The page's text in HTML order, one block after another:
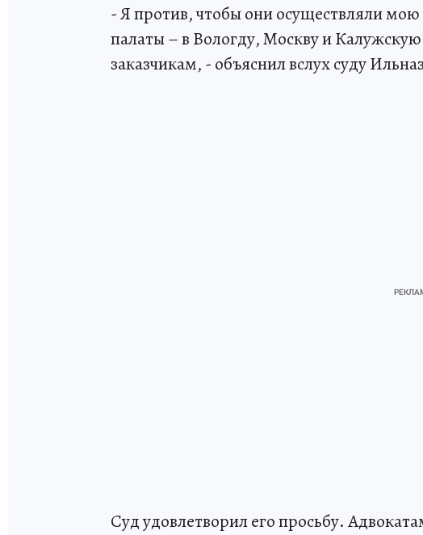
- Я против, чтобы они осуществляли
палаты – в Вологду, Москву и
заказчикам, - объяснил вслух суду
Суд удовлетворил его просьбу.